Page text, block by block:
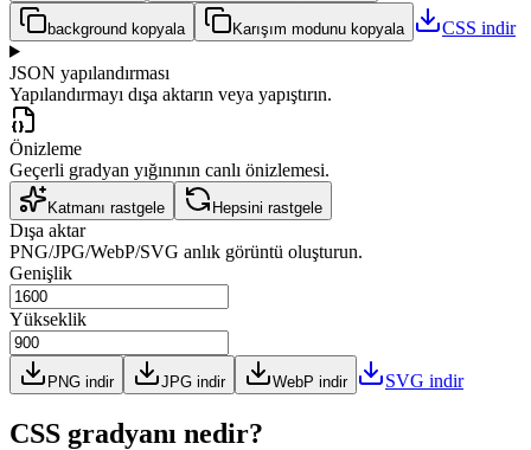
background kopyala Karışım modunu kopyala CSS indir
JSON yapılandırması
Yapılandırmayı dışa aktarın veya yapıştırın.
Önizleme
Geçerli gradyan yığınının canlı önizlemesi.
Katmanı rastgele Hepsini rastgele
Dışa aktar
PNG/JPG/WebP/SVG anlık görüntü oluşturun.
Genişlik
Yükseklik
PNG indir JPG indir WebP indir SVG indir
CSS gradyanı nedir?